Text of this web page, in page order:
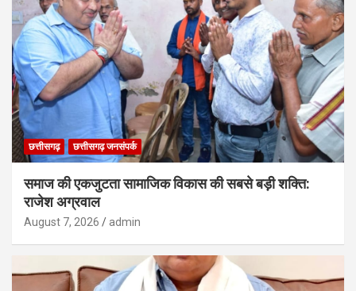
छत्तीसगढ़ छत्तीसगढ़ जनसंपर्क
समाज की एकजुटता सामाजिक विकास की सबसे बड़ी शक्ति:
राजेश अग्रवाल
August 7, 2026 admin